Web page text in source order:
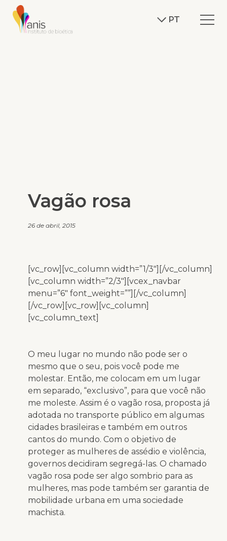
PT
Vagão rosa
26 de abril, 2015
[vc_row][vc_column width=”1/3″][/vc_column]
[vc_column width=”2/3″][vcex_navbar
menu=”6″ font_weight=””][/vc_column]
[/vc_row][vc_row][vc_column]
[vc_column_text]
O meu lugar no mundo não pode ser o
mesmo que o seu, pois você pode me
molestar. Então, me colocam em um lugar
em separado, “exclusivo”, para que você não
me moleste. Assim é o vagão rosa, proposta já
adotada no transporte público em algumas
cidades brasileiras e também em outros
cantos do mundo. Com o objetivo de
proteger as mulheres de assédio e violência,
governos decidiram segregá-las. O chamado
vagão rosa pode ser algo sombrio para as
mulheres, mas pode também ser garantia de
mobilidade urbana em uma sociedade
machista.